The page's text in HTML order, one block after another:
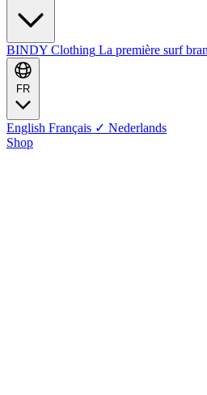
BINDY Clothing La première surf
English Français ✓ Nederlands
Shop